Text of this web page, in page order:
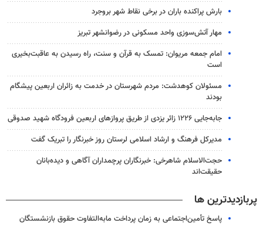
بارش پراکنده باران در برخی نقاط شهر بروجرد
مهار آتش‌سوزی واحد مسکونی در رضوانشهر تبریز
امام جمعه مریوان: تمسک به قرآن و سنت، راه رسیدن به عاقبت‌بخیری
است
مسئولان کوهدشت: مردم شهرستان در خدمت به زائران اربعین پیشگام
بودند
جابه‌جایی ۱۲۲۶ زائر یزدی از طریق پروازهای اربعین فرودگاه شهید صدوقی
مدیرکل فرهنگ و ارشاد اسلامی لرستان روز خبرنگار را تبریک گفت
حجت‌الاسلام شاهرخی: خبرنگاران پرچمداران آگاهی و دیده‌بانان
حقیقت‌اند
پربازدیدترین ها
پاسخ تأمین‌اجتماعی به زمان پرداخت مابه‌التفاوت حقوق بازنشستگان